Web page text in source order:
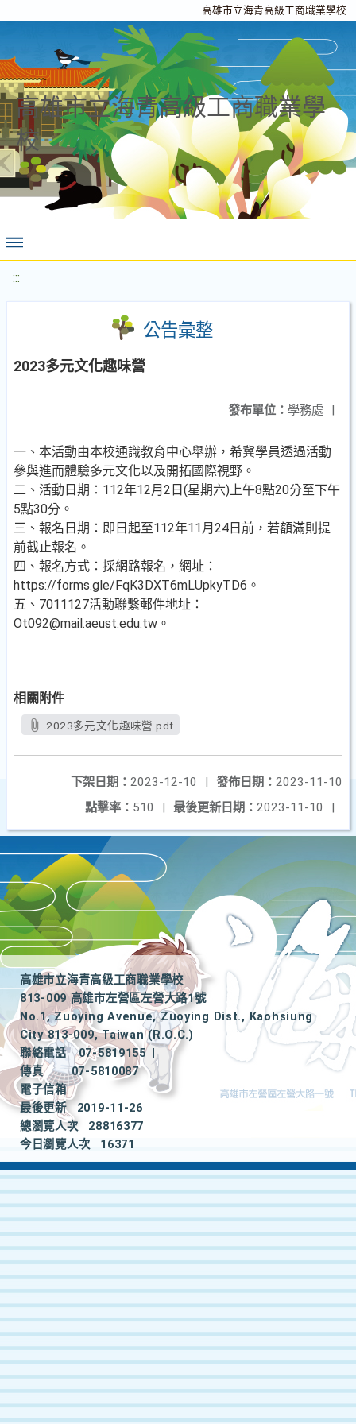
高雄市立海青高級工商職業學校
高雄市立海青高級工商職業學
校
:::
公告彙整
2023多元文化趣味營
發布單位： 學務處 |
一、本活動由本校通識教育中心舉辦，希冀學員透過活動
參與進而體驗多元文化以及開拓國際視野。
二、活動日期：112年12月2日(星期六)上午8點20分至下午
5點30分。
三、報名日期：即日起至112年11月24日前，若額滿則提
前截止報名。
四、報名方式：採網路報名，網址：
https://forms.gle/FqK3DXT6mLUpkyTD6。
五、7011127活動聯繫郵件地址：
Ot092@mail.aeust.edu.tw。
相關附件
2023多元文化趣味營.pdf
發佈日期： 2023-11-10
下架日期： 2023-12-10
|
最後更新日期： 2023-11-10 |
點擊率： 510 |
高雄市立海青高級工商職業學校
813-009 高雄市左營區左營大路1號
No.1, Zuoying Avenue, Zuoying Dist., Kaohsiung
City 813-009, Taiwan (R.O.C.)
聯絡電話
07-5819155
|
傳真
07-5810087
電子信箱
最後更新
2019-11-26
總瀏覽人次
28816377
今日瀏覽人次
16371